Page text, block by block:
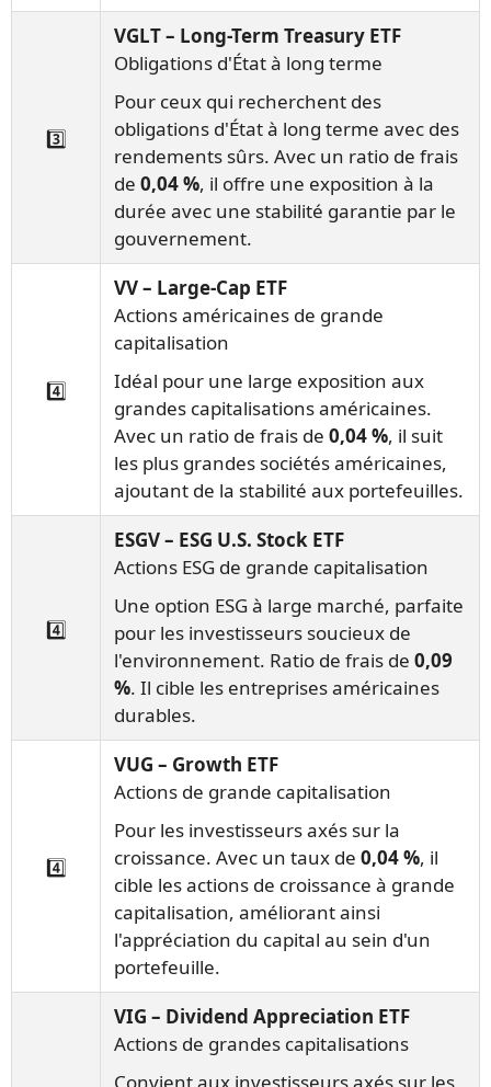
3️⃣
VGLT – Long-Term Treasury ETF
Obligations d'État à long terme
Pour ceux qui recherchent des
obligations d'État à long terme avec des
rendements sûrs. Avec un ratio de frais
de 0,04 %, il offre une exposition à la
durée avec une stabilité garantie par le
gouvernement.
4️⃣
VV – Large-Cap ETF
Actions américaines de grande
capitalisation
Idéal pour une large exposition aux
grandes capitalisations américaines.
Avec un ratio de frais de 0,04 %, il suit
les plus grandes sociétés américaines,
ajoutant de la stabilité aux portefeuilles.
4️⃣
ESGV – ESG U.S. Stock ETF
Actions ESG de grande capitalisation
Une option ESG à large marché, parfaite
pour les investisseurs soucieux de
l'environnement. Ratio de frais de 0,09
%. Il cible les entreprises américaines
durables.
4️⃣
VUG – Growth ETF
Actions de grande capitalisation
Pour les investisseurs axés sur la
croissance. Avec un taux de 0,04 %, il
cible les actions de croissance à grande
capitalisation, améliorant ainsi
l'appréciation du capital au sein d'un
portefeuille.
VIG – Dividend Appreciation ETF
Actions de grandes capitalisations
Convient aux investisseurs axés sur les